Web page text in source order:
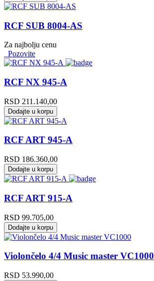
RCF SUB 8004-AS
Za najbolju cenu
Pozovite
RCF NX 945-A
RSD 211.140,00
Dodajte u korpu
RCF ART 945-A
RSD 186.360,00
Dodajte u korpu
RCF ART 915-A
RSD 99.705,00
Dodajte u korpu
Violončelo 4/4 Music master VC1000
RSD 53.990,00